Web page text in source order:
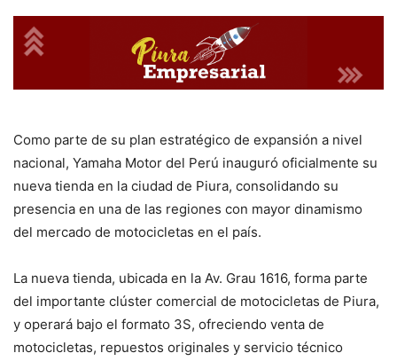
Como parte de su plan estratégico de expansión a nivel
nacional, Yamaha Motor del Perú inauguró oficialmente su
nueva tienda en la ciudad de Piura, consolidando su
presencia en una de las regiones con mayor dinamismo
del mercado de motocicletas en el país.
La nueva tienda, ubicada en la Av. Grau 1616, forma parte
del importante clúster comercial de motocicletas de Piura,
y operará bajo el formato 3S, ofreciendo venta de
motocicletas, repuestos originales y servicio técnico